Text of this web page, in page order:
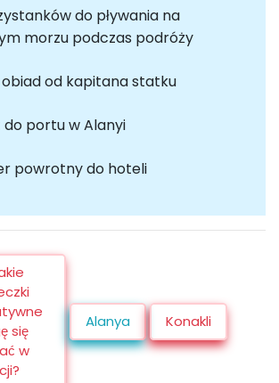
do pływania na
morzu podczas podróży
obiad od kapitana statku
portu w Alanyi
powrotny do hoteli
się
w
Alanya Konakli